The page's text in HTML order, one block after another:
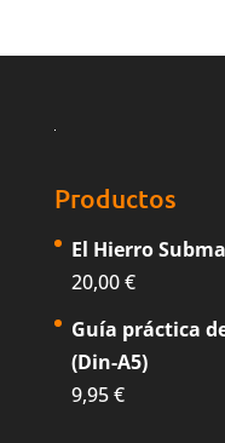
Productos
El Hierro
20,00€
Guía práctica
(Din-A5)
9,95€